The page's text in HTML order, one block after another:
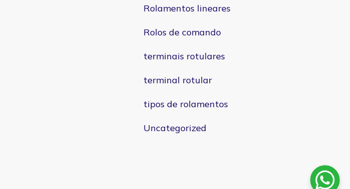
Rolamentos lineares
Rolos de comando
terminais rotulares
terminal rotular
tipos de rolamentos
Uncategorized